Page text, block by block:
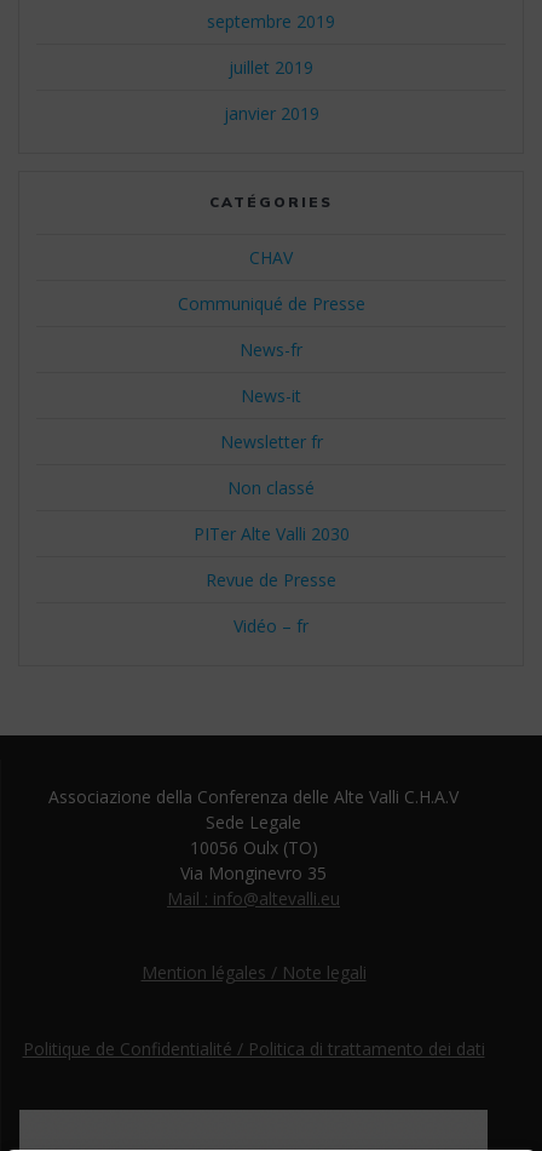
septembre 2019
juillet 2019
janvier 2019
CATÉGORIES
CHAV
Communiqué de Presse
News-fr
News-it
Newsletter fr
Non classé
PITer Alte Valli 2030
Revue de Presse
Vidéo – fr
Associazione della Conferenza delle Alte Valli C.H.A.V
Sede Legale
10056 Oulx (TO)
Via Monginevro 35
Mail : info@altevalli.eu
Mention légales / Note legali
Politique de Confidentialité / Politica di trattamento dei dati